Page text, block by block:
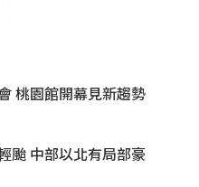
桃園館開幕見新趨勢
颱 中部以北有局部豪